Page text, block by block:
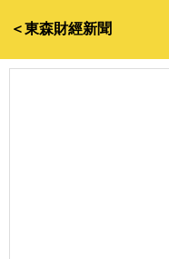
＜東森財經新聞